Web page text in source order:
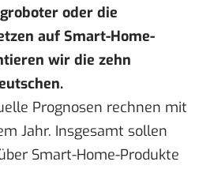
oder die
auf Smart-Home-
wir die zehn
Prognosen rechnen mit
Jahr. Insgesamt sollen
Smart-Home-Produkte